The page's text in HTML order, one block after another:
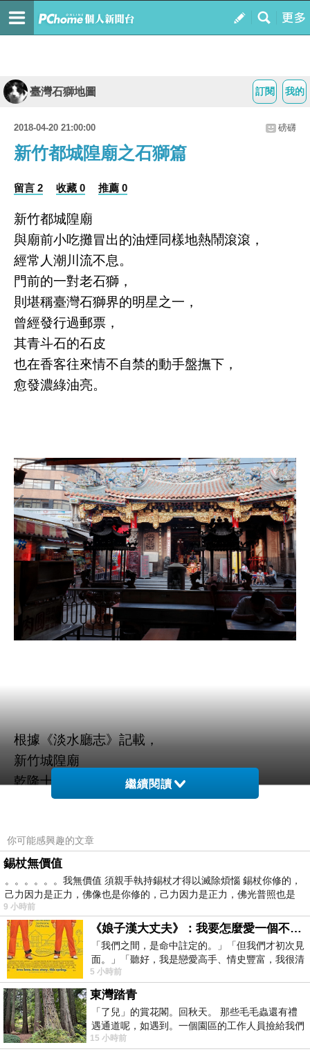
我的
訂閱
臺灣石獅地圖
2018-04-20 21:00:00 磅礴
新竹都城隍廟之石獅篇
留言 2 收藏 0 推薦 0
新竹都城隍廟
與廟前小吃攤冒出的油煙同樣地熱鬧滾滾，
經常人潮川流不息。
門前的一對老石獅，
則堪稱臺灣石獅界的明星之一，
曾經發行過郵票，
其青斗石的石皮
也在香客往來情不自禁的動手盤撫下，
愈發濃綠油亮。
根據《淡水廳志》記載，
新竹城隍廟
乾隆十三年（1748）同知曾曰瑛建。
五十七年（1792）袁秉義重修。
可知至1799年嘉慶初年，城隍廟已有前中後三進
的格局，
之後嘉慶八年（1803），在廟左添建觀音殿，以
後殿祀城隍夫人。
並經道光八年（1828）、三十年（1850）及光
緒十七年（1892）等多次重修。
繼續閱讀
你可能感興趣的文章
錫杖無價值
。。。。。。我無價值 須親手執持錫杖才得以滅除煩惱 錫杖你修的，
己力因力是正力，佛像也是你修的，己力因力是正力，佛光普照也是
9 小時前
《娘子漢大丈夫》：我要怎麼愛一個不存在的人？
「我們之間，是命中註定的。」「但我們才初次見
面。」「聽好，我是戀愛高手、情史豐富，我很清
楚這種感覺，你我之間的那種感覺，現
5 小時前
東灣踏青
「了兒」的賞花閣。回秋天。 那些毛毛蟲還有禮
遇通道呢，如遇到。一個園區的工作人員撿給我們
細賞。
15 小時前